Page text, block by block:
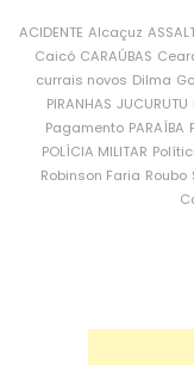
ACIDENTE Alcaçuz
Caicó CARAÚBAS
currais novos Dilma
PIRANHAS JUCURUTU
Pagamento PARAÍBA
POLÍCIA MILITAR
Robinson Faria Roubo